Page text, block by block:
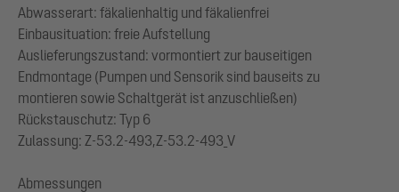
Abwasserart: fäkalienhaltig und fäkalienfrei
Einbausituation: freie Aufstellung
Auslieferungszustand: vormontiert zur bauseitigen
Endmontage (Pumpen und Sensorik sind bauseits zu
montieren sowie Schaltgerät ist anzuschließen)
Rückstauschutz: Typ 6
Zulassung: Z-53.2-493,Z-53.2-493_V
Abmessungen